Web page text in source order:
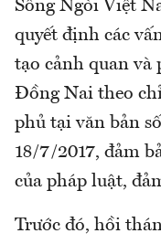
Sông Ngòi Việt
quyết định các
tạo cảnh quan và
Đồng Nai theo
phủ tại văn bản
18/7/2017, đảm
của pháp luật,
Trước đó, hồi